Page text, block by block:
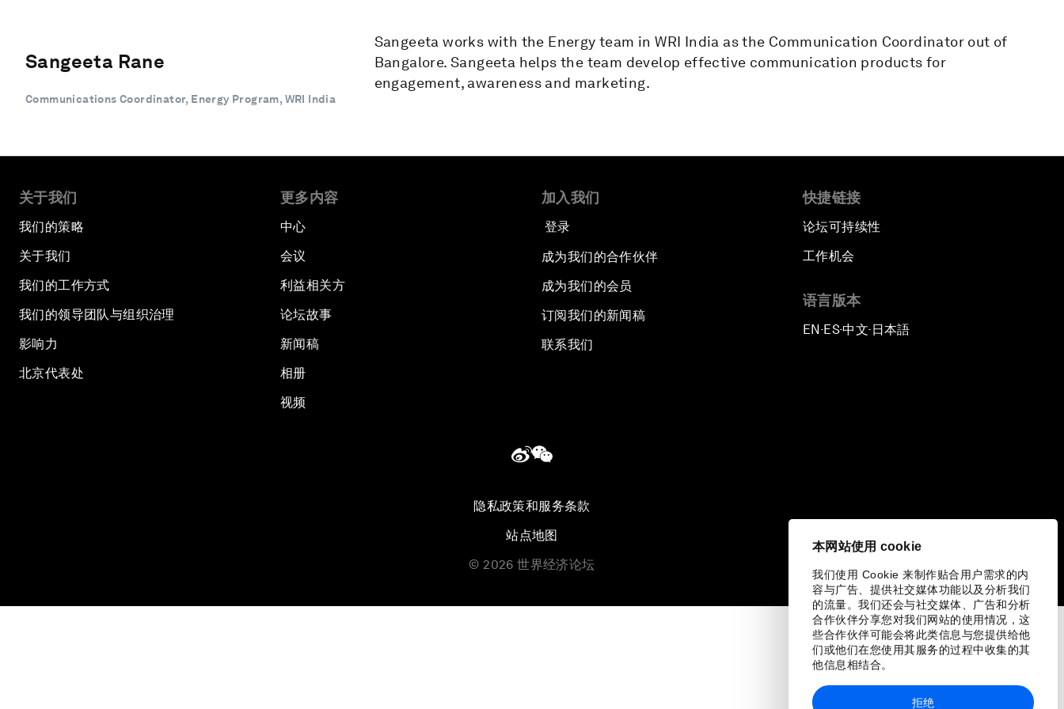
本网站使用 cookie
我们使用 Cookie 来制作贴合用户需求的内
容与广告、提供社交媒体功能以及分析我们
的流量。我们还会与社交媒体、广告和分析
合作伙伴分享您对我们网站的使用情况，这
些合作伙伴可能会将此类信息与您提供给他
们或他们在您使用其服务的过程中收集的其
他信息相结合。
拒绝
Sangeeta Rane
Communications Coordinator, Energy Program, WRI India
Sangeeta works with the Energy team in WRI India as the Communication Coordinator out of
Bangalore. Sangeeta helps the team develop effective communication products for
engagement, awareness and marketing.
关于我们
我们的策略
关于我们
我们的工作方式
我们的领导团队与组织治理
影响力
北京代表处
更多内容
中心
会议
利益相关方
论坛故事
新闻稿
相册
视频
加入我们
登录
成为我们的合作伙伴
成为我们的会员
订阅我们的新闻稿
联系我们
快捷链接
论坛可持续性
工作机会
语言版本
EN ▪ES▪中文▪ 日本語
隐私政策和服务条款
站点地图
© 2026 世界经济论坛